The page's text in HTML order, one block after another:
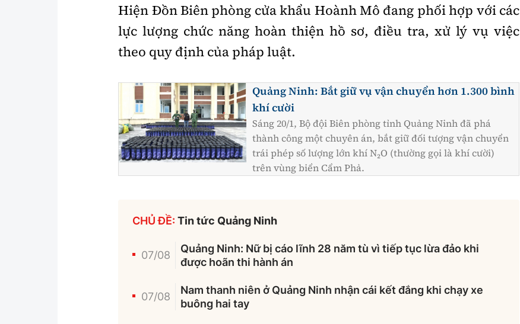
Hiện Đồn Biên phòng cửa khẩu Hoành Mô đang phối hợp với các
lực lượng chức năng hoàn thiện hồ sơ, điều tra, xử lý vụ việc
theo quy định của pháp luật.
Quảng Ninh: Bắt giữ vụ vận chuyển hơn 1.300 bình
khí cười
Sáng 20/1, Bộ đội Biên phòng tỉnh Quảng Ninh đã phá
thành công một chuyên án, bắt giữ đối tượng vận chuyển
trái phép số lượng lớn khí N₂O (thường gọi là khí cười)
trên vùng biển Cẩm Phả.
CHỦ ĐỀ: Tin tức Quảng Ninh
07/08
Quảng Ninh: Nữ bị cáo lĩnh 28 năm tù vì tiếp tục lừa đảo khi
được hoãn thi hành án
07/08
Nam thanh niên ở Quảng Ninh nhận cái kết đắng khi chạy xe
buông hai tay